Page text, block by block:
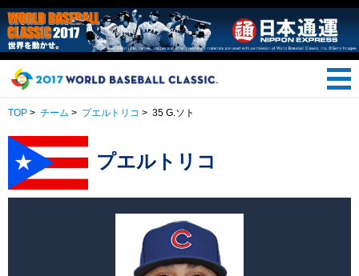
TOP > チーム > プエルトリコ > 35 G.ソト
プエルトリコ